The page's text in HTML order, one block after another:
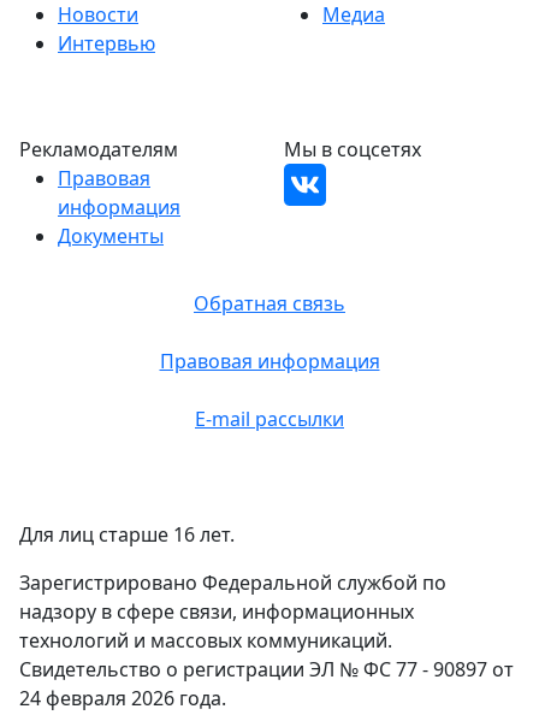
Новости
Интервью
Медиа
Обратная связь
Правовая информация
E-mail рассылки
Рекламодателям
Правовая
информация
Документы
Мы в соцсетях
Для лиц старше 16 лет.
Зарегистрировано Федеральной службой по
надзору в сфере связи, информационных
технологий и массовых коммуникаций.
Свидетельство о регистрации ЭЛ № ФС 77 - 90897 от
24 февраля 2026 года.